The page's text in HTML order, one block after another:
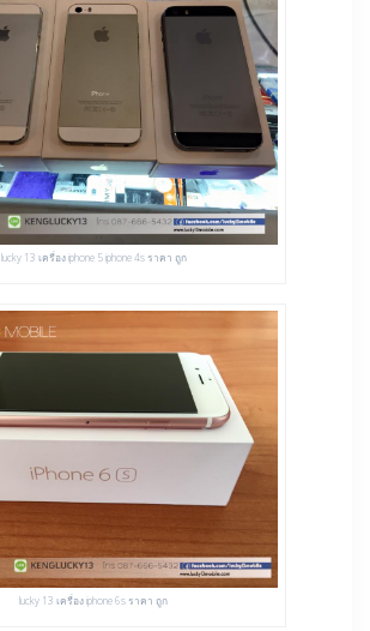
lucky 13 เครื่อง iphone 5 iphone 4s ราคา ถูก
lucky 13 เครื่อง iphone 6s ราคา ถูก